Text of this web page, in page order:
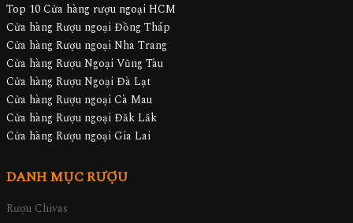
Top 10 Cửa hàng rượu ngoại HCM
Cửa hàng Rượu ngoại Đồng Tháp
Cửa hàng Rượu ngoại Nha Trang
Cửa hàng Rượu Ngoại Vũng Tàu
Cửa hàng Rượu Ngoại Đà Lạt
Cửa hàng Rượu ngoại Cà Mau
Cửa hàng Rượu ngoại Đăk Lăk
Cửa hàng Rượu ngoại Gia Lai
DANH MỤC RƯỢU
Rượu Chivas